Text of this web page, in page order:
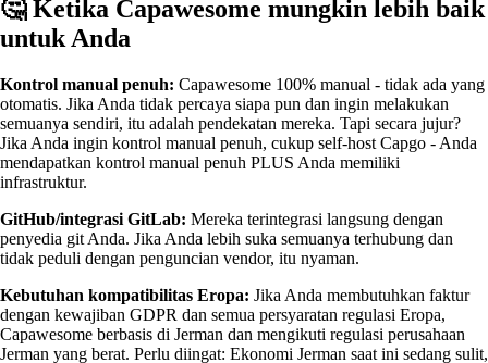
🤔 Ketika Capawesome mungkin lebih baik
untuk Anda
Kontrol manual penuh: Capawesome 100% manual - tidak ada yang
otomatis. Jika Anda tidak percaya siapa pun dan ingin melakukan
semuanya sendiri, itu adalah pendekatan mereka. Tapi secara jujur?
Jika Anda ingin kontrol manual penuh, cukup self-host Capgo - Anda
mendapatkan kontrol manual penuh PLUS Anda memiliki
infrastruktur.
GitHub/integrasi GitLab: Mereka terintegrasi langsung dengan
penyedia git Anda. Jika Anda lebih suka semuanya terhubung dan
tidak peduli dengan penguncian vendor, itu nyaman.
Kebutuhan kompatibilitas Eropa: Jika Anda membutuhkan faktur
dengan kewajiban GDPR dan semua persyaratan regulasi Eropa,
Capawesome berbasis di Jerman dan mengikuti regulasi perusahaan
Jerman yang berat. Perlu diingat: Ekonomi Jerman saat ini sedang sulit,